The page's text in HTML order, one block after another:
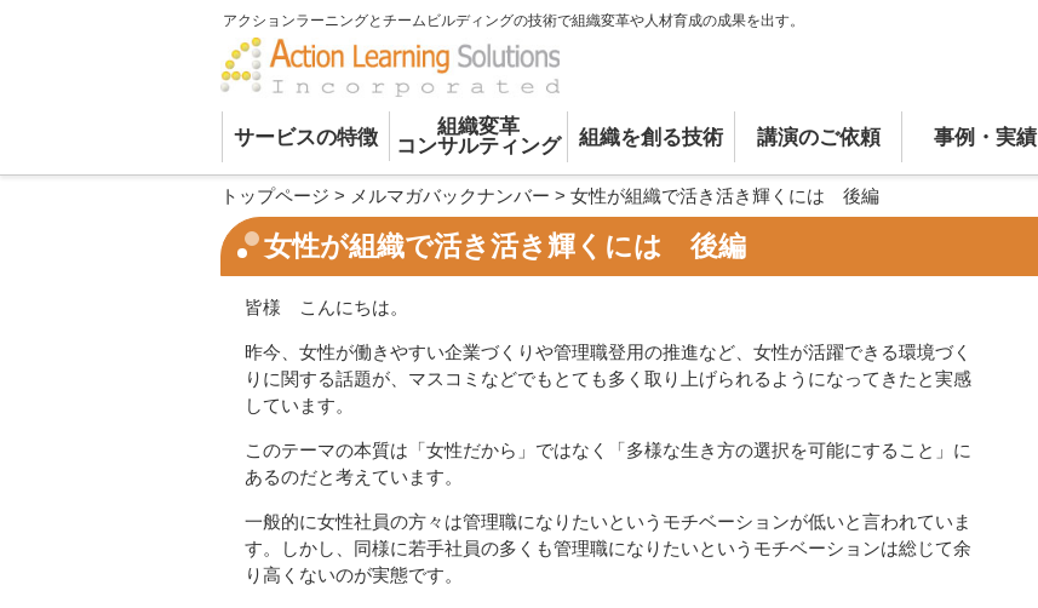
アクションラーニングとチームビルディングの技術で組織変革や人材育成の成果を出す。
サービスの特徴
組織変革
コンサルティング
組織を創る技術 講演のご依頼 事例・実績
トップページ > メルマガバックナンバー > 女性が組織で活き活き輝くには 後編
女性が組織で活き活き輝くには 後編
皆様 こんにちは。
昨今、女性が働きやすい企業づくりや管理職登用の推進など、女性が活躍できる環境づく
りに関する話題が、マスコミなどでもとても多く取り上げられるようになってきたと実感
しています。
このテーマの本質は「女性だから」ではなく「多様な生き方の選択を可能にすること」に
あるのだと考えています。
一般的に女性社員の方々は管理職になりたいというモチベーションが低いと言われていま
す。しかし、同様に若手社員の多くも管理職になりたいというモチベーションは総じて余
り高くないのが実態です。